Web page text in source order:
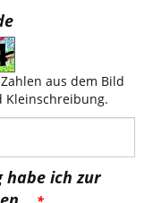
aus dem Bild
Kleinschreibung.
habe ich zur